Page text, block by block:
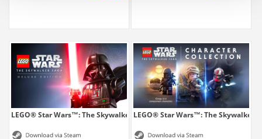
LEGO® Star Wars™: The Skywalker Saga...LEGO® Star Wars™: The Skywalker